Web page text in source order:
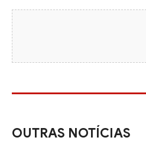
OUTRAS NOTÍCIAS